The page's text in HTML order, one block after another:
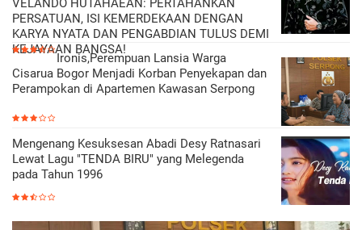
VELANDO HUTAHAEAN: PERTAHANKAN
PERSATUAN, ISI KEMERDEKAAN DENGAN
KARYA NYATA DAN PENGABDIAN TULUS DEMI
KEJAYAAN BANGSA!
Ironis,Perempuan Lansia Warga
Cisarua Bogor Menjadi Korban Penyekapan dan
Perampokan di Apartemen Kawasan Serpong
Mengenang Kesuksesan Abadi Desy Ratnasari
Lewat Lagu "TENDA BIRU" yang Melegenda
pada Tahun 1996